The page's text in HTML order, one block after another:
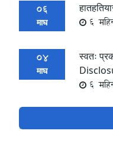
06
माघ 6
04
माघ
स्वतः
6